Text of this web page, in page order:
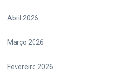
Abril 2026
Março 2026
Fevereiro 2026